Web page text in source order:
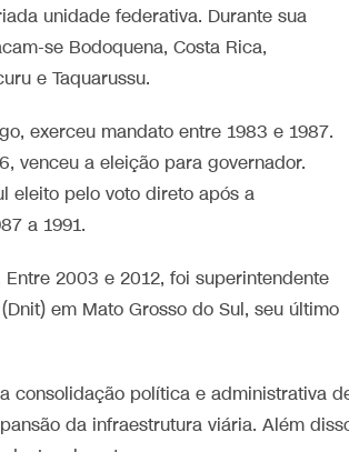
unidade federativa. Durante sua
se Bodoquena, Costa Rica,
e Taquarussu.
exerceu mandato entre 1983 e 1987.
venceu a eleição para governador.
eleito pelo voto direto após a
a 1991.
2003 e 2012, foi superintendente
em Mato Grosso do Sul, seu último
consolidação política e administrativa
da infraestrutura viária. Além